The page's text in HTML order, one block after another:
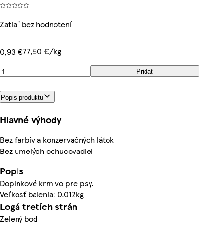
Zatiaľ bez hodnotení
0,93 €77,50 €/kg
Pridať
Popis produktu
Hlavné výhody
Bez farbív a konzervačných látok
Bez umelých ochucovadiel
Popis
Doplnkové krmivo pre psy.
Veľkosť balenia: 0.012kg
Logá tretích strán
Zelený bod